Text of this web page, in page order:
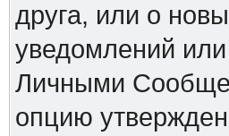
друга, или о
уведомлений
Личными
опцию